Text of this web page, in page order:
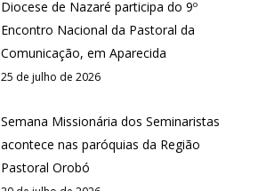
Diocese de Nazaré participa do 9º
Encontro Nacional da Pastoral da
Comunicação, em Aparecida
25 de julho de 2026
Semana Missionária dos Seminaristas
acontece nas paróquias da Região
Pastoral Orobó